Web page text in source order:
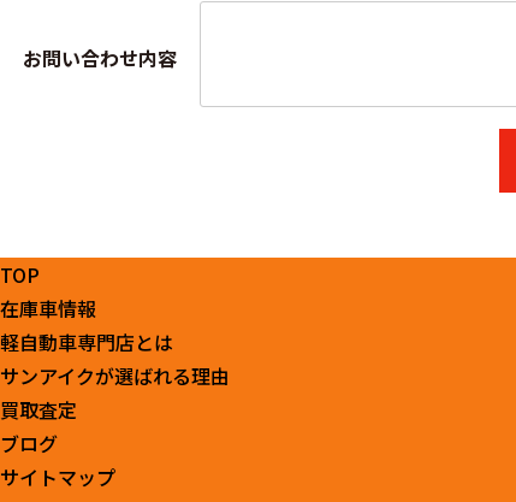
お問い合わせ内容
TOP
在庫車情報
軽自動車専門店とは
サンアイクが選ばれる理由
買取査定
ブログ
サイトマップ